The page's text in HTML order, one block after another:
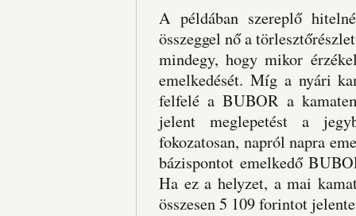
A példában szereplő
összeggel nő a
mindegy, hogy mikor
emelkedését. Míg a nyári
felfelé a BUBOR a
jelent meglepetést a
fokozatosan, napról napra
bázispontot emelkedő
Ha ez a helyzet, a mai
összesen 5 109 forintot